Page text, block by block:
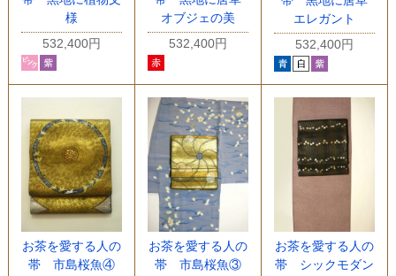
様
532,400円
オブジェの美
532,400円
エレガント
532,400円
お茶を愛する人の
帯 市島桜魚④
お茶を愛する人の
帯 市島桜魚③
お茶を愛する人の
帯 シックモダン